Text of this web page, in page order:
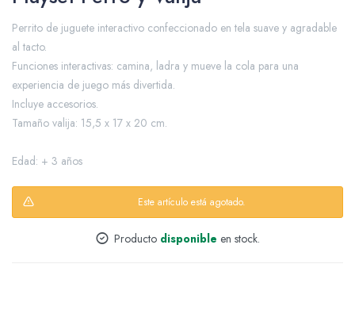
Perrito de juguete interactivo confeccionado en tela suave y agradable
al tacto.
Funciones interactivas: camina, ladra y mueve la cola para una
experiencia de juego más divertida.
Incluye accesorios.
Tamaño valija: 15,5 x 17 x 20 cm.
Edad: + 3 años
Este artículo está agotado.
Producto disponible en stock.
Packing y Regalaría